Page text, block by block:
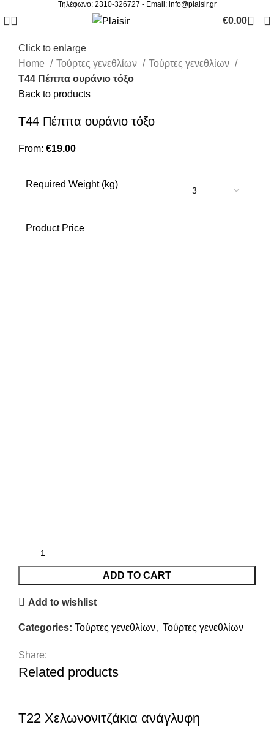
Τηλέφωνο: 2310-326727 - Email: info@plaisir.gr
€0.00
Click to enlarge
Home
Τούρτες γενεθλίων
Τούρτες γενεθλίων
Τ44 Πέππα ουράνιο τόξο
Back to products
Τ44 Πέππα ουράνιο τόξο
From: €19.00
Required Weight (kg)
Product Price
ADD TO CART
Add to wishlist
Categories: Τούρτες γενεθλίων, Τούρτες γενεθλίων
Share:
Related products
T22 Χελωνονιτζάκια ανάγλυφη